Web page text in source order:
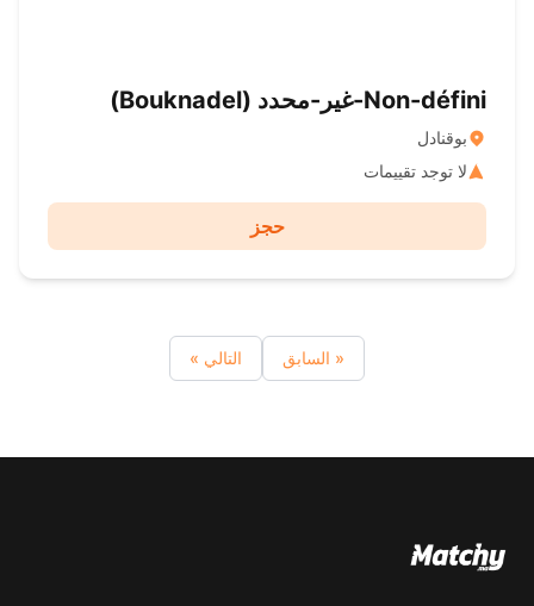
Non-défini-غير-محدد ( Bouknadel)
بوقنادل
لا توجد تقييمات
حجز
« السابق التالي »